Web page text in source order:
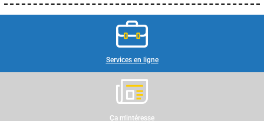
Services en ligne
Ça m'intéresse